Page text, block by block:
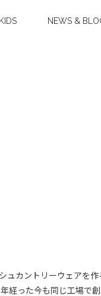
NEWS &
カントリーウェアを
経った今も同じ工場で